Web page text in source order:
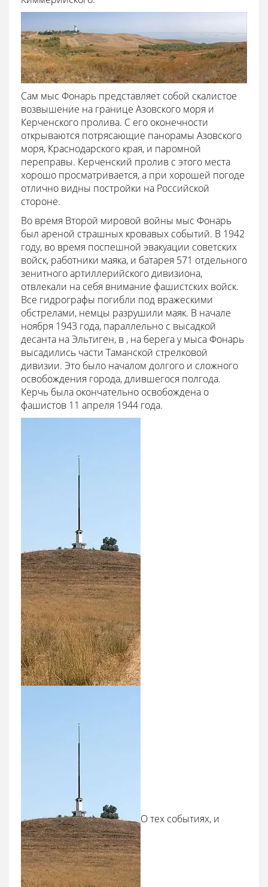
Сам мыс Фонарь представляет собой скалистое
возвышение на границе Азовского моря и
Керченского пролива. С его оконечности
открываются потрясающие панорамы Азовского
моря, Краснодарского края, и паромной
переправы. Керченский пролив с этого места
хорошо просматривается, а при хорошей погоде
отлично видны постройки на Российской
стороне.
Во время Второй мировой войны мыс Фонарь
был ареной страшных кровавых событий. В 1942
году, во время поспешной эвакуации советских
войск, работники маяка, и батарея 571 отдельного
зенитного артиллерийского дивизиона,
отвлекали на себя внимание фашистских войск.
Все гидрографы погибли под вражескими
обстрелами, немцы разрушили маяк. В начале
ноября 1943 года, параллельно с высадкой
десанта на Эльтиген, в , на берега у мыса Фонарь
высадились части Таманской стрелковой
дивизии. Это было началом долгого и сложного
освобождения города, длившегося полгода.
Керчь была окончательно освобождена о
фашистов 11 апреля 1944 года.
О тех событиях, и